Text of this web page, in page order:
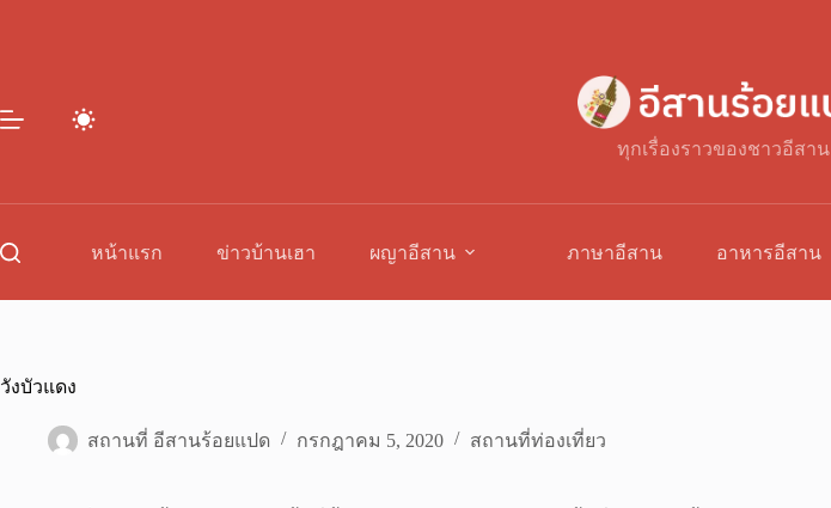
ทุกเรื่องราวของชาวอีสาน
หน้าแรก ข่าวบ้านเฮา ผญาอีสาน ภาษาอีสาน อาหารอีสาน
วังบัวแดง
สถานที่ อีสานร้อยแปด กรกฎาคม 5, 2020 สถานที่ท่องเที่ยว